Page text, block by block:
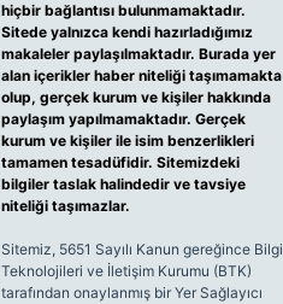
hiçbir bağlantısı bulunmamaktadır.
Sitede yalnızca kendi hazırladığımız
makaleler paylaşılmaktadır. Burada yer
alan içerikler haber niteliği taşımamakta
olup, gerçek kurum ve kişiler hakkında
paylaşım yapılmamaktadır. Gerçek
kurum ve kişiler ile isim benzerlikleri
tamamen tesadüfidir. Sitemizdeki
bilgiler taslak halindedir ve tavsiye
niteliği taşımazlar.
Sitemiz, 5651 Sayılı Kanun gereğince Bilgi
Teknolojileri ve İletişim Kurumu (BTK)
tarafından onaylanmış bir Yer Sağlayıcı